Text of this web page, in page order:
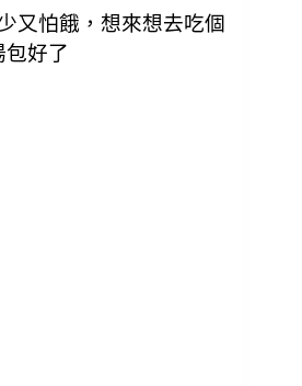
又怕餓，想來想去吃個
包好了